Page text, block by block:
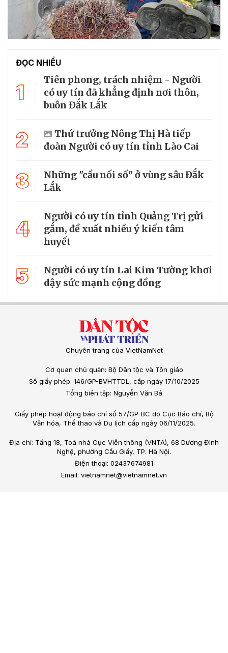
ĐỌC NHIỀU
1
Tiên phong, trách nhiệm - Người
có uy tín đã khẳng định nơi thôn,
buôn Đắk Lắk
2
Thứ trưởng Nông Thị Hà tiếp
đoàn Người có uy tín tỉnh Lào Cai
3
Những "cầu nối số" ở vùng sâu Đắk
Lắk
4
Người có uy tín tỉnh Quảng Trị gửi
gắm, đề xuất nhiều ý kiến tâm
huyết
5
Người có uy tín Lai Kim Tường khơi
dậy sức mạnh cộng đồng
Chuyên trang của VietNamNet
Cơ quan chủ quản: Bộ Dân tộc và Tôn giáo
Số giấy phép: 146/GP-BVHTTDL, cấp ngày 17/10/2025
Tổng biên tập: Nguyễn Văn Bá
Giấy phép hoạt động báo chí số 57/GP-BC do Cục Báo chí, Bộ
Văn hóa, Thể thao và Du lịch cấp ngày 06/11/2025.
Địa chỉ: Tầng 18, Toà nhà Cục Viễn thông (VNTA), 68 Dương Đình
Nghệ, phường Cầu Giấy, TP. Hà Nội.
Điện thoại: 02437674981
Email: vietnamnet@vietnamnet.vn